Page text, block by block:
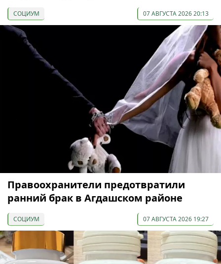
СОЦИУМ 07 АВГУСТА 2026 20:13
Правоохранители предотвратили
ранний брак в Агдашском районе
СОЦИУМ 07 АВГУСТА 2026 19:27